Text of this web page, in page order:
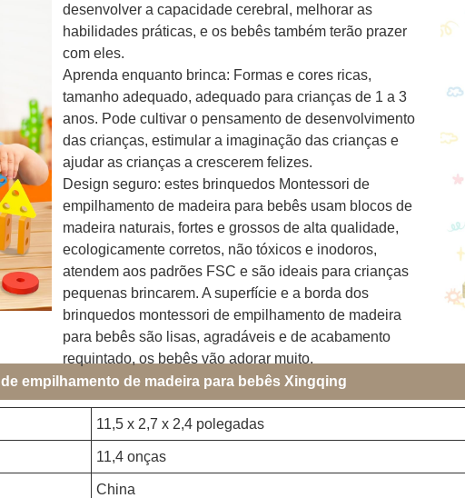
desenvolver a capacidade cerebral, melhorar as
habilidades práticas, e os bebês também terão prazer
com eles.
Aprenda enquanto brinca: Formas e cores ricas,
tamanho adequado, adequado para crianças de 1 a 3
anos. Pode cultivar o pensamento de desenvolvimento
das crianças, estimular a imaginação das crianças e
ajudar as crianças a crescerem felizes.
Design seguro: estes brinquedos Montessori de
empilhamento de madeira para bebês usam blocos de
madeira naturais, fortes e grossos de alta qualidade,
ecologicamente corretos, não tóxicos e inodoros,
atendem aos padrões FSC e são ideais para crianças
pequenas brincarem. A superfície e a borda dos
brinquedos montessori de empilhamento de madeira
para bebês são lisas, agradáveis ​​e de acabamento
requintado, os bebês vão adorar muito.
empilhamento de madeira para bebês Xingqing
11,5 x 2,7 x 2,4 polegadas
11,4 onças
China